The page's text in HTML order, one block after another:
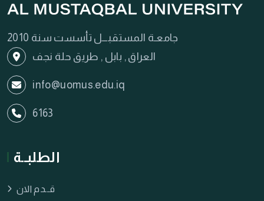
جامعـة المستقبـــل تأسست سنة 2010
العراق , بابل , طريق حلة نجف
info@uomus.edu.iq
6163
الطلبــة
قــدم الان